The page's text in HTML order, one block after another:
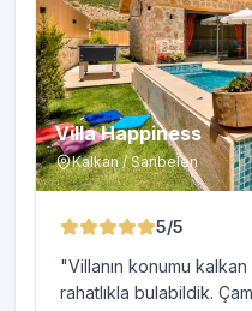
Villa Happiness
Kalkan / Sarıbelen
5/5
"Villanın konumu
rahatlıkla bulabildik.